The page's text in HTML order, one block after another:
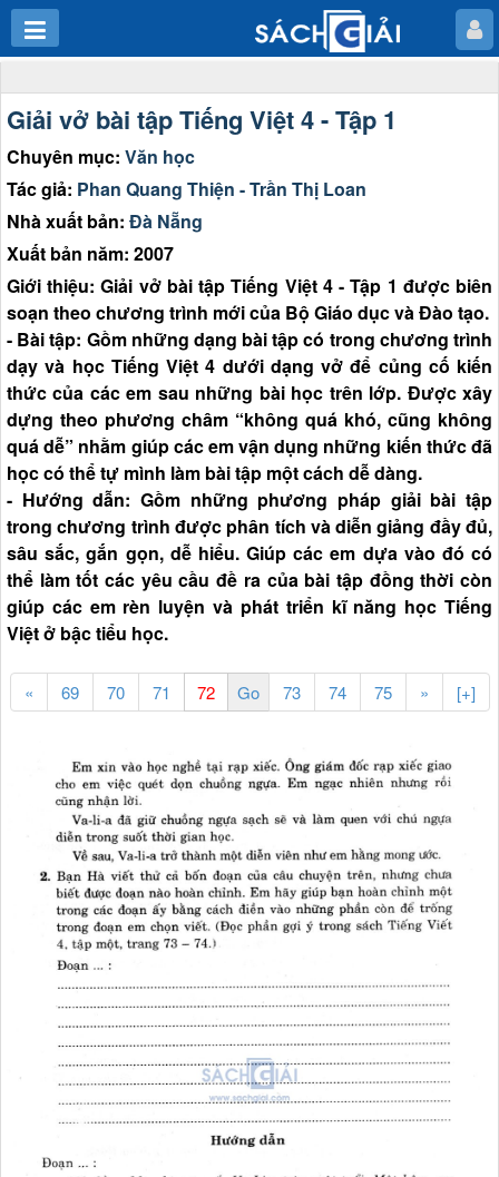
Giải vở bài tập Tiếng Việt 4 - Tập 1
Chuyên mục: Văn học
Tác giả: Phan Quang Thiện - Trần Thị Loan
Nhà xuất bản: Đà Nẵng
Xuất bản năm: 2007
Giới thiệu: Giải vở bài tập Tiếng Việt 4 - Tập 1 được biên
soạn theo chương trình mới của Bộ Giáo dục và Đào tạo.
- Bài tập: Gồm những dạng bài tập có trong chương trình
dạy và học Tiếng Việt 4 dưới dạng vở để củng cố kiến
thức của các em sau những bài học trên lớp. Được xây
dựng theo phương châm “không quá khó, cũng không
quá dễ” nhằm giúp các em vận dụng những kiến thức đã
học có thể tự mình làm bài tập một cách dễ dàng.
- Hướng dẫn: Gồm những phương pháp giải bài tập
trong chương trình được phân tích và diễn giảng đầy đủ,
sâu sắc, gắn gọn, dễ hiểu. Giúp các em dựa vào đó có
thể làm tốt các yêu cầu đề ra của bài tập đồng thời còn
giúp các em rèn luyện và phát triển kĩ năng học Tiếng
Việt ở bậc tiểu học.
« 69 70 71 73 74 75 » [+]